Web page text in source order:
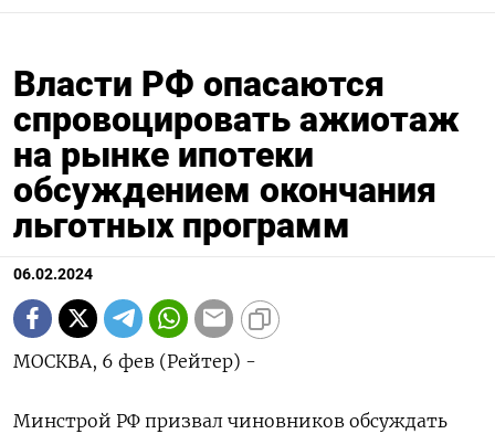
Власти РФ опасаются
спровоцировать ажиотаж
на рынке ипотеки
обсуждением окончания
льготных программ
06.02.2024
МОСКВА, 6 фев (Рейтер) -
Минстрой РФ призвал чиновников обсуждать